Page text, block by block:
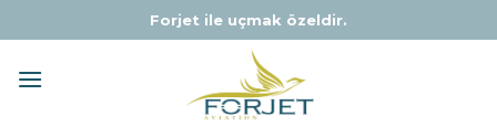
to
content
Forjet ile uçmak özeldir.